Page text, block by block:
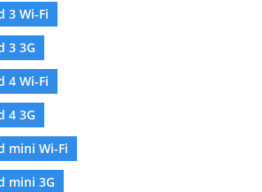
3 Wi-Fi
3 3G
4 Wi-Fi
4 3G
mini Wi-Fi
mini 3G